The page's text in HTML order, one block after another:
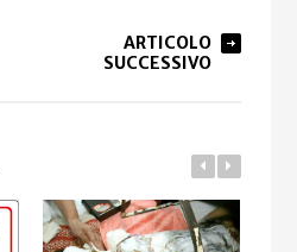
ARTICOLO
SUCCESSIVO